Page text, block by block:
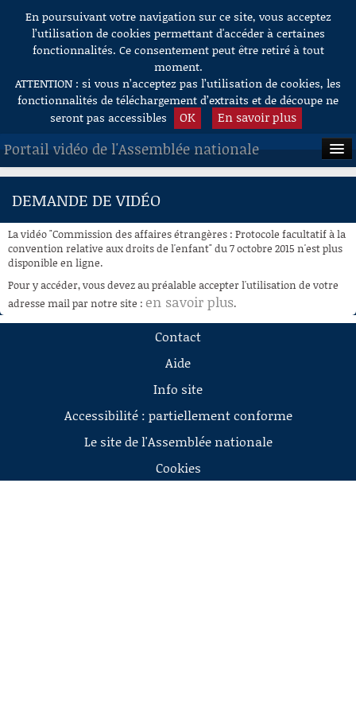
Aller au contenu
En poursuivant votre navigation sur ce site, vous acceptez
l’utilisation de cookies permettant d'accéder à certaines
fonctionnalités. Ce consentement peut être retiré à tout
moment.
ATTENTION : si vous n’acceptez pas l’utilisation de cookies, les
fonctionnalités de téléchargement d’extraits et de découpe ne
seront pas accessibles
OK En savoir plus
Portail vidéo de l'Assemblée nationale
ACCUEIL
À LA DEMANDE
RECHERCHE
AIDE À LA DÉCOUPE
DE VIDÉOS
DEMANDE DE VIDÉO
La vidéo "Commission des affaires étrangères : Protocole facultatif à la
convention relative aux droits de l'enfant" du 7 octobre 2015 n'est plus
disponible en ligne.
Pour y accéder, vous devez au préalable accepter l'utilisation de votre
adresse mail par notre site : en savoir plus.
Contact
Aide
Info site
Accessibilité : partiellement conforme
Le site de l'Assemblée nationale
Cookies